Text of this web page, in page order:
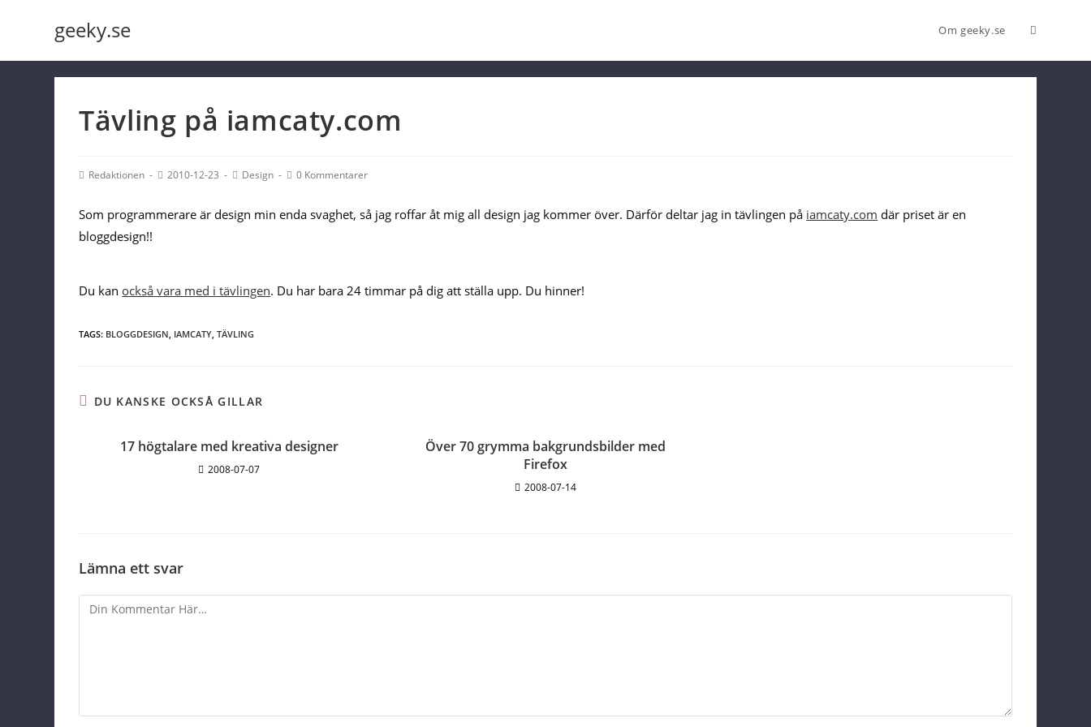
geeky.se Om geeky.se
Tävling på iamcaty.com
PostRedaktionen
Post2010-12-23
PostDesign
Post0 Kommentarer
Som programmerare är design min enda svaghet, så jag roffar åt mig all design jag kommer över. Därför deltar jag in tävlingen på iamcaty.com där priset är en
bloggdesign!!
Du kan också vara med i tävlingen. Du har bara 24 timmar på dig att ställa upp. Du hinner!
TAGS: BLOGGDESIGN, IAMCATY, TÄVLING
DU KANSKE OCKSÅ GILLAR
17 högtalare med kreativa designer
2008-07-07
Över 70 grymma bakgrundsbilder med
Firefox
2008-07-14
Lämna ett svar
Comment